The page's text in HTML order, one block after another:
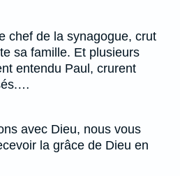
chef de la synagogue, crut
sa famille. Et plusieurs
entendu Paul, crurent
avec Dieu, nous vous
la grâce de Dieu en